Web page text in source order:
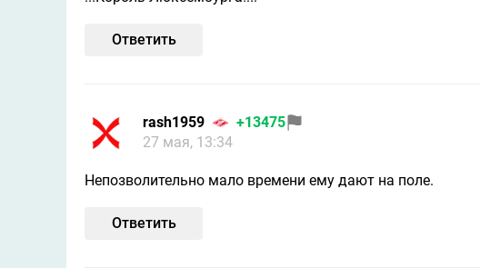
Ответить
rash1959
+13475
27 мая, 13:34
Непозволительно мало времени ему дают на поле.
Ответить